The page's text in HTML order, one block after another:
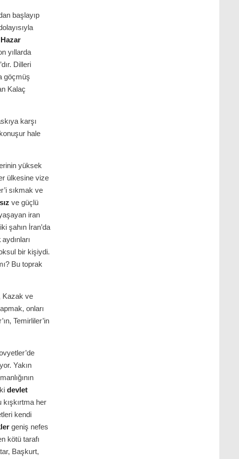
başlayıp
Hazar
yıllarda
Dilleri
göçmüş
Kalaç
karşı
hale
yüksek
ülkesine vize
sıkmak ve
ve güçlü
iran
şahın İran’da
aydınları
bir kişiydi.
Bu toprak
Kazak ve
onları
Temirliler’in
Yakın
devlet
her
kendi
geniş nefes
kötü tarafı
Başkurt,